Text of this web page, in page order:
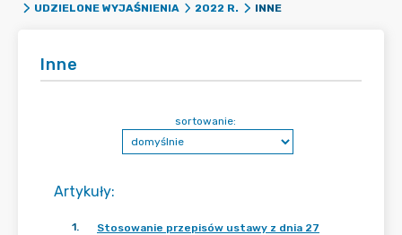
UDZIELONE WYJAŚNIENIA
2022 R. INNE
Inne
Artykuły:
sortowanie:
1.
Stosowanie przepisów ustawy z dnia 27